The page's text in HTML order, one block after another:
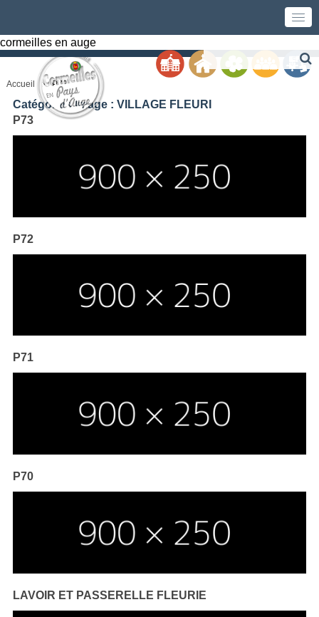
cormeilles en auge
Accueil P73
Catégories Image : VILLAGE FLEURI
P73
P72
P71
P70
LAVOIR ET PASSERELLE FLEURIE